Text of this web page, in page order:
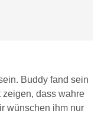
Buddy fand sein
zeigen, dass wahre
wünschen ihm nur